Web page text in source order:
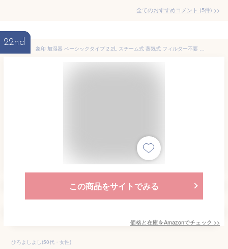
全てのおすすめコメント (5件) >
22nd
象印 加湿器 ベーシックタイプ 2.2L スチーム式 蒸気式 フィルター不要 お手入れ簡単 ホワイト EE-RR35-WA
この商品をサイトでみる
価格と在庫をAmazonでチェック >>
ひろよしよし(50代・女性)